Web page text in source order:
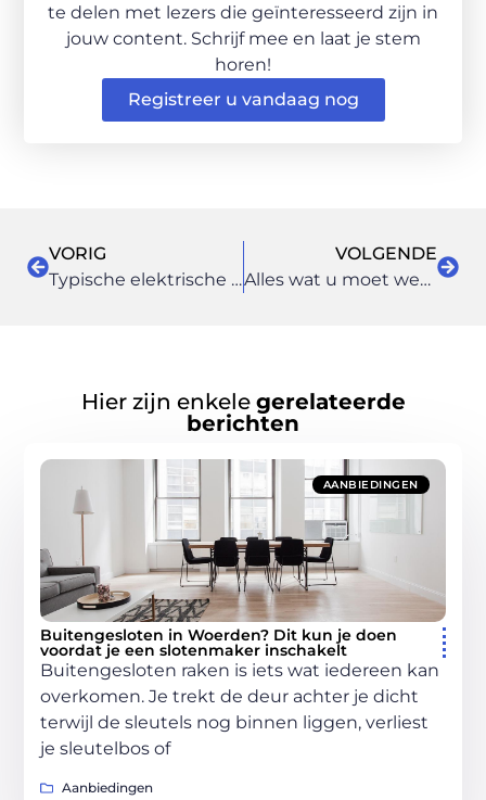
te delen met lezers die geïnteresseerd zijn in
jouw content. Schrijf mee en laat je stem
horen!
Registreer u vandaag nog
VORIG
Typische elektrische projecten
VOLGENDE
Alles wat u moet weten over Fair Trade producten
Hier zijn enkele gerelateerde
berichten
AANBIEDINGEN
Buitengesloten in Woerden? Dit kun je doen
voordat je een slotenmaker inschakelt
Buitengesloten raken is iets wat iedereen kan
overkomen. Je trekt de deur achter je dicht
terwijl de sleutels nog binnen liggen, verliest
je sleutelbos of
Aanbiedingen